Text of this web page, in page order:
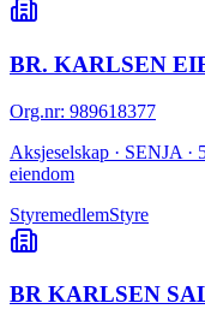
BR. KARLSEN
Org.nr: 989618377
Aksjeselskap · SENJA ·
eiendom
StyremedlemStyre
BR KARLSEN